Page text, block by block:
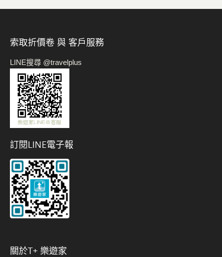
索取折價卷 與 客戶服務
LINE搜尋 @travelplus
訂閱LINE電子報
關於t+ 樂遊家